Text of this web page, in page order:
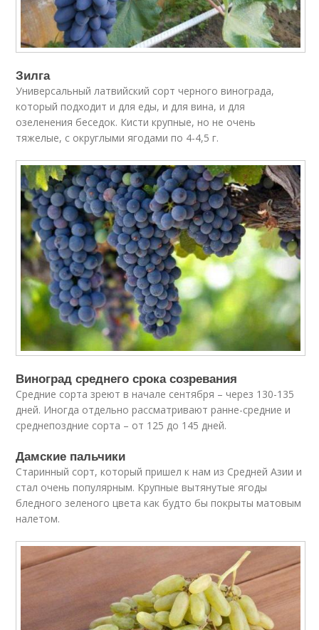
Зилга
Универсальный латвийский сорт черного винограда,
который подходит и для еды, и для вина, и для
озеленения беседок. Кисти крупные, но не очень
тяжелые, с округлыми ягодами по 4-4,5 г.
Виноград среднего срока созревания
Средние сорта зреют в начале сентября – через 130-135
дней. Иногда отдельно рассматривают ранне-средние и
среднепоздние сорта – от 125 до 145 дней.
Дамские пальчики
Старинный сорт, который пришел к нам из Средней Азии и
стал очень популярным. Крупные вытянутые ягоды
бледного зеленого цвета как будто бы покрыты матовым
налетом.